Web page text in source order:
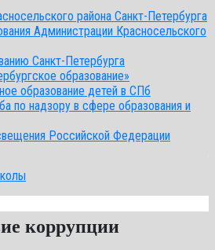
района Санкт-Петербурга
Администрации Красносельского
Санкт-Петербурга
образование»
образование детей в СПб
по надзору в сфере образования и
Российской Федерации
коррупции